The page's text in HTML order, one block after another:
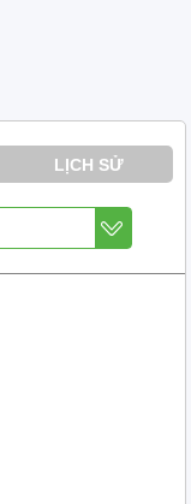
LỊCH SỬ